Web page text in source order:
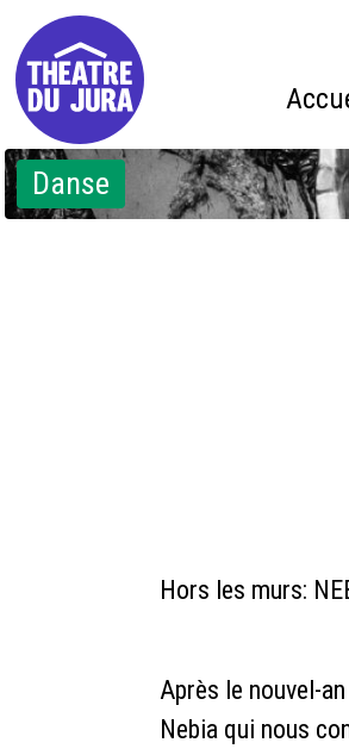
Danse
Hors les murs:
Après le nouvel-
Nebia qui nous